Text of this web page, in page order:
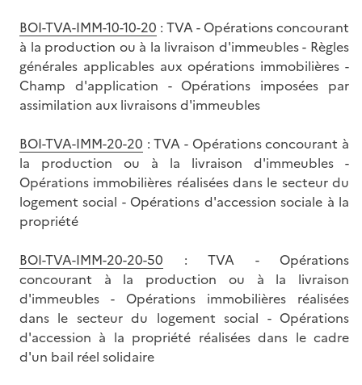
BOI-TVA-IMM-10-10-20 : TVA - Opérations concourant
à la production ou à la livraison d'immeubles - Règles
générales applicables aux opérations immobilières -
Champ d'application - Opérations imposées par
assimilation aux livraisons d'immeubles
BOI-TVA-IMM-20-20 : TVA - Opérations concourant à
la production ou à la livraison d'immeubles -
Opérations immobilières réalisées dans le secteur du
logement social - Opérations d'accession sociale à la
propriété
BOI-TVA-IMM-20-20-50 : TVA - Opérations
concourant à la production ou à la livraison
d'immeubles - Opérations immobilières réalisées
dans le secteur du logement social - Opérations
d'accession à la propriété réalisées dans le cadre
d'un bail réel solidaire